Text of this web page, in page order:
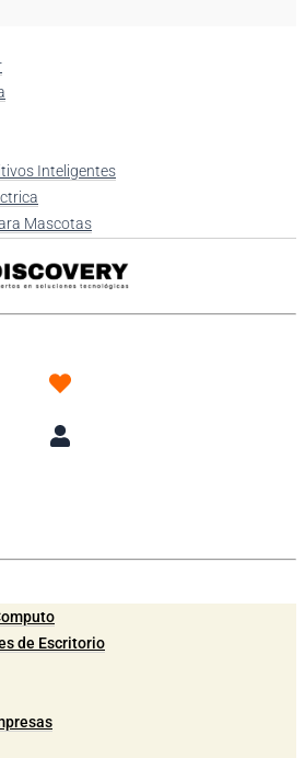
Inteligentes
Mascotas
de Escritorio